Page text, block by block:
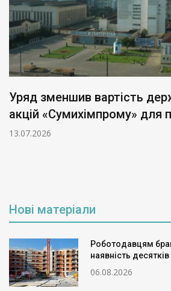
Уряд зменшив вартість
акцій «Сумихімпрому» для
13.07.2026
Нові матеріали
Роботодавцям
наявність
06.08.2026